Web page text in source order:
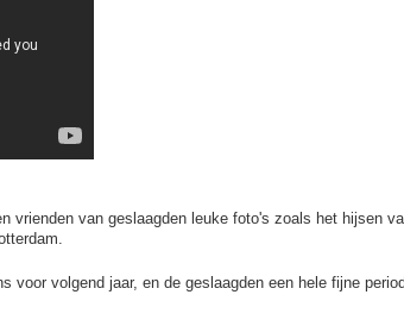
vrienden van geslaagden leuke foto's zoals het hijsen
voor volgend jaar, en de geslaagden een hele fijne